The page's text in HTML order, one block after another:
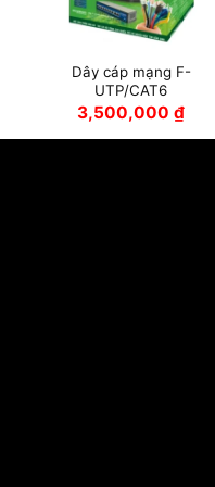
Dây cáp mạng F-
UTP/CAT6
3,500,000₫